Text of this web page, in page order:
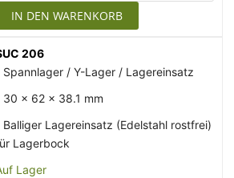
IN DEN WARENKORB
206
Spannlager / Y-Lager / Lagereinsatz
30 x 62 x 38.1 mm
Balliger Lagereinsatz (Edelstahl rostfrei)
Lagerbock
Lager